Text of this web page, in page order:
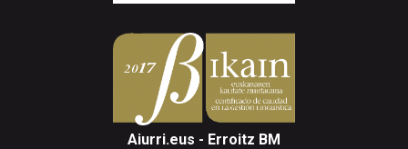
Aiurri.eus - Erroitz BM